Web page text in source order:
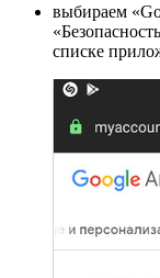
выбираем
списке